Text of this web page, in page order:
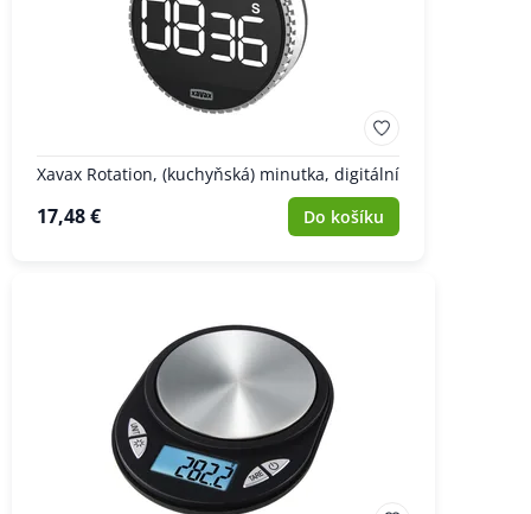
Xavax Rotation, (kuchyňská) minutka, digitální
17,48 € Do košíku